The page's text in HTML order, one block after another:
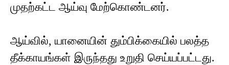
முதற்கட்ட ஆய்வு மேற்கொண்டனர்.
ஆய்வில், யானையின் தும்பிக்கையில் பலத்த
தீக்காயங்கள் இருந்தது உறுதி செய்யப்பட்டது.